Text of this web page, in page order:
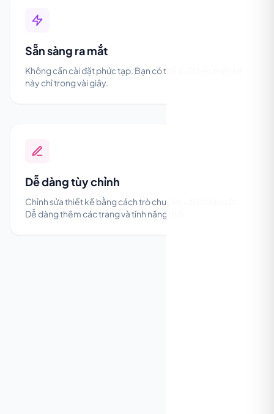
Sẵn sàng ra mắt
Không cần cài đặt phức tạp. Bạn có thể xuất bản thiết kế
này chỉ trong vài giây.
Dễ dàng tùy chỉnh
Chỉnh sửa thiết kế bằng cách trò chuyện với Wobbio AI.
Dễ dàng thêm các trang và tính năng mới.